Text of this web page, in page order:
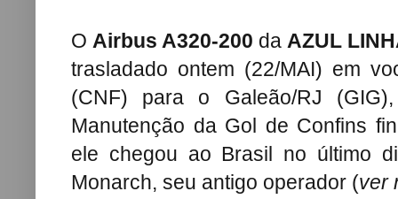
O Airbus A320-200 da AZUL
trasladado ontem (22/MAI) em
(CNF) para o Galeão/RJ
Manutenção da Gol de Confins
ele chegou ao Brasil no último
Monarch, seu antigo operador (ver